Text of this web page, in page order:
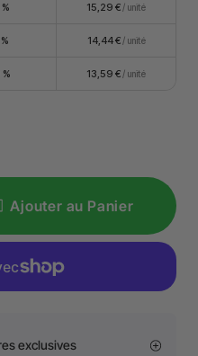
15,29 € / unité
14,44 € / unité
13,59 € / unité
Ajouter au Panier
exclusives